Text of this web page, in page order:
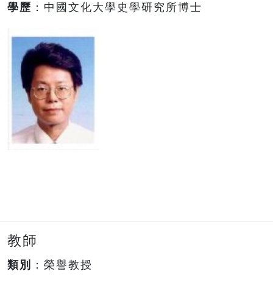
學歷 ：中國文化大學史學研究所博士
教師
類別 ：榮譽教授